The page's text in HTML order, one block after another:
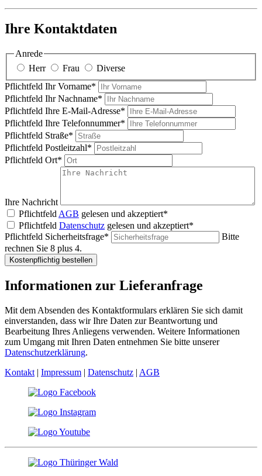
Ihre Kontaktdaten
Anrede
Herr
Frau
Diverse
Pflichtfeld Ihr Vorname*
Pflichtfeld Ihr Nachname*
Pflichtfeld Ihre E-Mail-Adresse*
Pflichtfeld Ihre Telefonnummer*
Pflichtfeld Straße*
Pflichtfeld Postleitzahl*
Pflichtfeld Ort*
Ihre Nachricht
PflichtfeldAGB gelesen und akzeptiert*
Pflichtfeld Datenschutz gelesen und akzeptiert*
Pflichtfeld Sicherheitsfrage*
Bitte
rechnen Sie 8 plus 4.
Kostenpflichtig bestellen
Informationen zur Lieferanfrage
Mit dem Absenden des Kontaktformulars erklären Sie sich damit
einverstanden, dass wir Ihre Daten zur Beantwortung und
Bearbeitung Ihres Anliegens verwenden. Weitere Informationen
zum Umgang mit Ihren Daten entnehmen Sie bitte unserer
Datenschutzerklärung.
Kontakt | Impressum | Datenschutz | AGB